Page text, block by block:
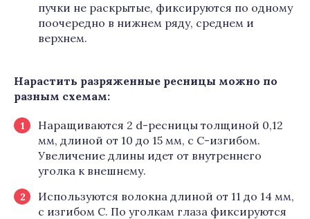
пучки не раскрытые, фиксируются по одному
поочередно в нижнем ряду, среднем и
верхнем.
Нарастить разряженные ресницы можно по
разным схемам:
Наращиваются 2 d-ресницы толщиной 0,12
мм, длиной от 10 до 15 мм, с С-изгибом.
Увеличение длины идет от внутреннего
уголка к внешнему.
Используются волокна длиной от 11 до 14 мм,
с изгибом С. По уголкам глаза фиксируются